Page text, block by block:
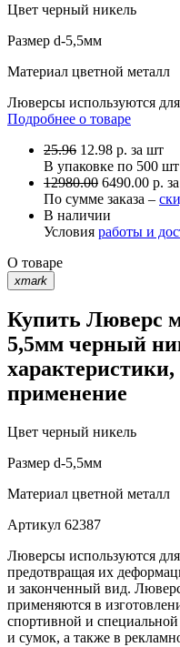
Цвет черный никель
Размер d-5,5мм
Материал цветной металл
Люверсы используются
Подробнее о товаре
25.96 12.98 р. за шт
В упаковке по 500 шт
12980.00 6490.00 р.
По сумме заказа –
В наличии
Условия работы и
О товаре
xmark
Купить Люверс
5,5мм черный
применение
Цвет черный никель
Размер d-5,5мм
Материал цветной металл
Артикул 62387
Люверсы используются
предотвращая их
и законченный вид.
применяются в
спортивной и
и сумок, а также в